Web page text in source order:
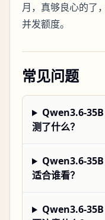
月，真够良心的了
并发额度。
常见问题
Qwen3.6-
测了什么？
Qwen3.6-
适合谁看？
Qwen3.6-